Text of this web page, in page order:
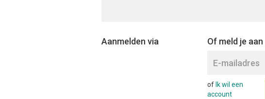
Aanmelden via Of meld je
of Ik wil een
account